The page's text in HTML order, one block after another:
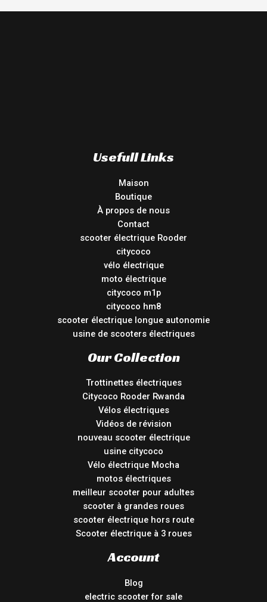
Usefull Links
Maison
Boutique
À propos de nous
Contact
scooter électrique Rooder
citycoco
vélo électrique
moto électrique
citycoco m1p
citycoco hm8
scooter électrique longue autonomie
usine de scooters électriques
Our Collection
Trottinettes électriques
Citycoco Rooder Rwanda
Vélos électriques
Vidéos de révision
nouveau scooter électrique
usine citycoco
Vélo électrique Mocha
motos électriques
meilleur scooter pour adultes
scooter à grandes roues
scooter électrique hors route
Scooter électrique à 3 roues
Account
Blog
electric scooter for sale